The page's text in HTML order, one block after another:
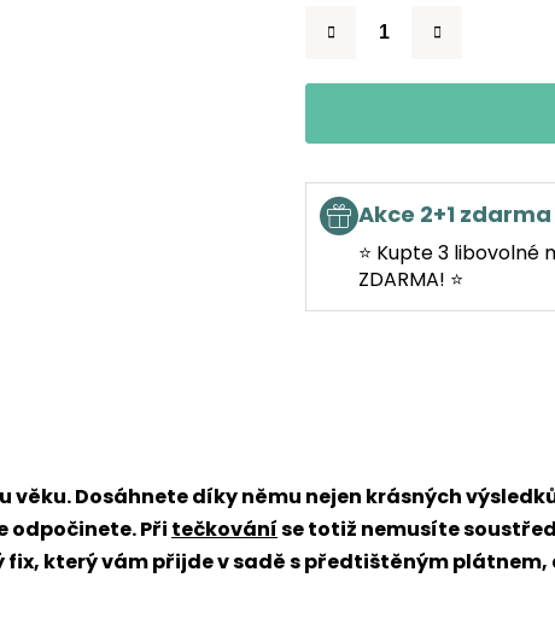
Akce 2+1 zdarma
⭐ Kupte 3
ZDARMA! ⭐
věku. Dosáhnete díky němu nejen krásných
odpočinete. Při tečkováníse totiž nemusíte
který vám přijde v sadě s předtištěným